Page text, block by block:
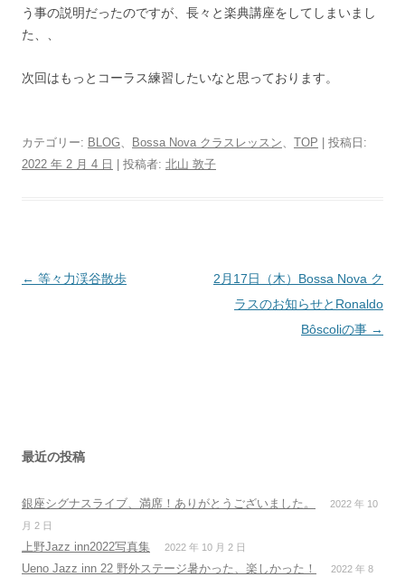
う事の説明だったのですが、長々と楽典講座をしてしまいまし
た、、
次回はもっとコーラス練習したいなと思っております。
カテゴリー: BLOG、 Bossa Nova クラスレッスン、 TOP | 投稿日:
2022 年 2 月 4 日
投稿者: 北山 敦子
投
ョ
← 等々力渓谷散歩
2月17日（木）Bossa Nova ク
ラスのお知らせとRonaldo
Bôscoliの事 →
最近の投稿
銀座シグナスライブ、満席！ありがとうございました。
2022 年 10
月 2 日
上野Jazz inn2022写真集 2022 年 10 月 2 日
Ueno Jazz inn 22 野外ステージ暑かった、楽しかった！
2022 年 8